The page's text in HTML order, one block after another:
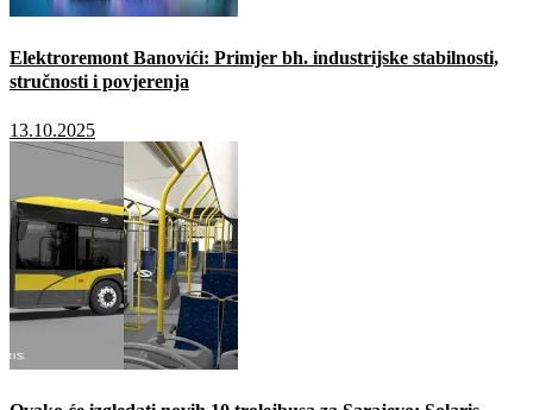
Elektroremont Banovići: Primjer bh. industrijske stabilnosti,
stručnosti i povjerenja
13.10.2025